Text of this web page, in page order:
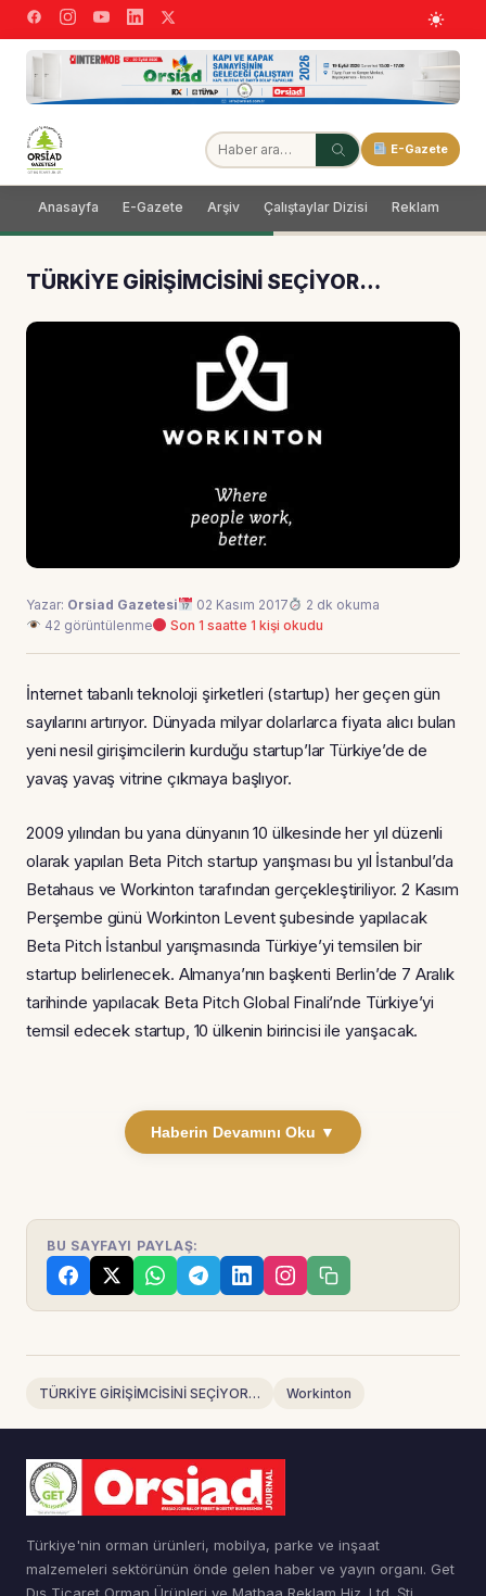
E-Gazete
Anasayfa E-Gazete Arşiv Çalıştaylar Dizisi Reklam
TÜRKİYE GİRİŞİMCİSİNİ SEÇİYOR…
Yazar: Orsiad Gazetesi 02 Kasım 2017
2 dk okuma
42 görüntülenme
Son 1 saatte 1 kişi okudu
İnternet tabanlı teknoloji şirketleri (startup) her geçen gün
sayılarını artırıyor. Dünyada milyar dolarlarca fiyata alıcı bulan
yeni nesil girişimcilerin kurduğu startup’lar Türkiye’de de
yavaş yavaş vitrine çıkmaya başlıyor.
2009 yılından bu yana dünyanın 10 ülkesinde her yıl düzenli
olarak yapılan Beta Pitch startup yarışması bu yıl İstanbul’da
Betahaus ve Workinton tarafından gerçekleştiriliyor. 2 Kasım
Perşembe günü Workinton Levent şubesinde yapılacak
Beta Pitch İstanbul yarışmasında Türkiye’yi temsilen bir
startup belirlenecek. Almanya’nın başkenti Berlin’de 7 Aralık
tarihinde yapılacak Beta Pitch Global Finali’nde Türkiye’yi
temsil edecek startup, 10 ülkenin birincisi ile yarışacak.
Haberin Devamını Oku ▼
BU SAYFAYI PAYLAŞ:
TÜRKİYE GİRİŞİMCİSİNİ SEÇİYOR… Workinton
Türkiye'nin orman ürünleri, mobilya, parke ve inşaat
malzemeleri sektörünün önde gelen haber ve yayın organı. Get